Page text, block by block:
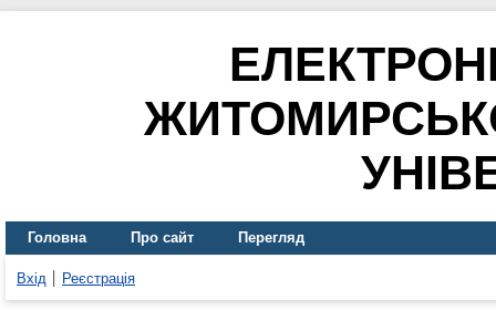
Головна Про сайт Перегляд
Вхід Реєстрація